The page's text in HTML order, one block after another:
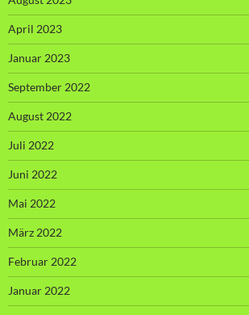
April 2023
Januar 2023
September 2022
August 2022
Juli 2022
Juni 2022
Mai 2022
März 2022
Februar 2022
Januar 2022